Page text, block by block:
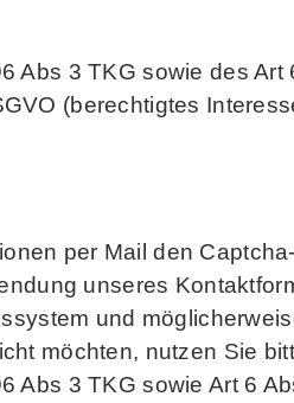
Abs 3 TKG sowie des Art
(berechtigtes
per Mail den
unseres
und
möchten, nutzen Sie
3 TKG sowie Art 6